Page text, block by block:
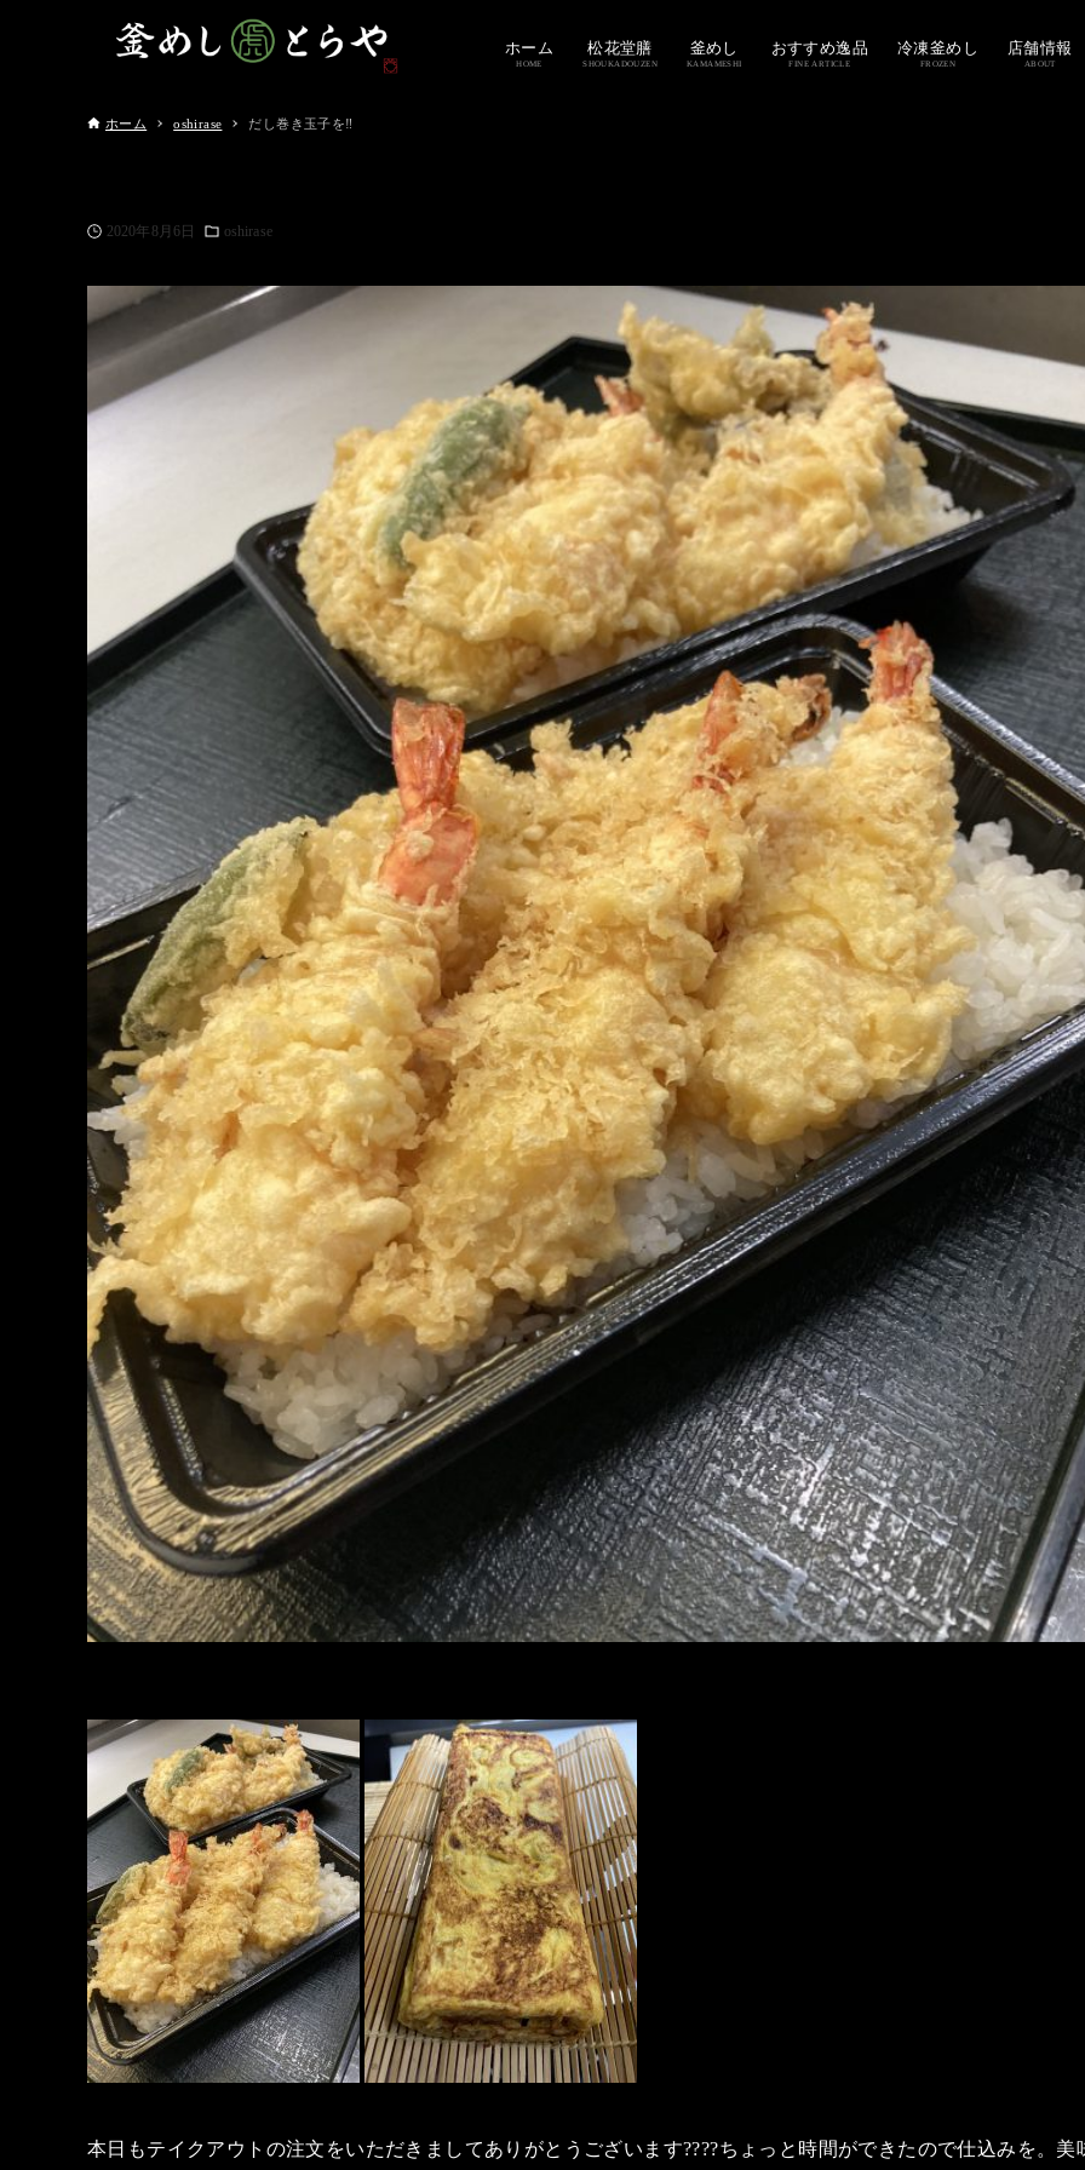
ホーム
HOME
松花堂膳
SHOUKADOUZEN
釜めし
KAMAMESHI
おすすめ逸品
FINE ARTICLE
冷凍釜めし
FROZEN
店舗情報
ABOUT
ホーム oshirase だし巻き玉子を‼️
2020年8月6日 oshirase
本日もテイクアウトの注文をいただきましてありがとうございます????ちょっと時間ができたので仕込みを。美